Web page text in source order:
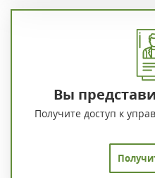
Вы
Получите доступ к